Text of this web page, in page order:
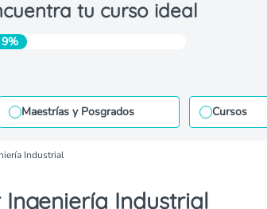
tu curso ideal
9%
Maestrías y Posgrados Cursos
Industrial
Industrial